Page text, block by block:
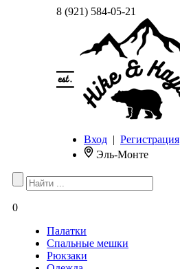
8 (921) 584-05-21
Вход | Регистрация
Эль-Монте
0
Палатки
Спальные мешки
Рюкзаки